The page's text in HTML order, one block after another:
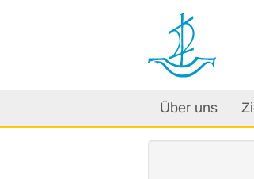
Über uns